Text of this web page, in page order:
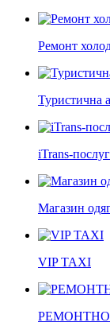
Ремонт
Туристична
iTrans-
Магазин
VIP TAXI